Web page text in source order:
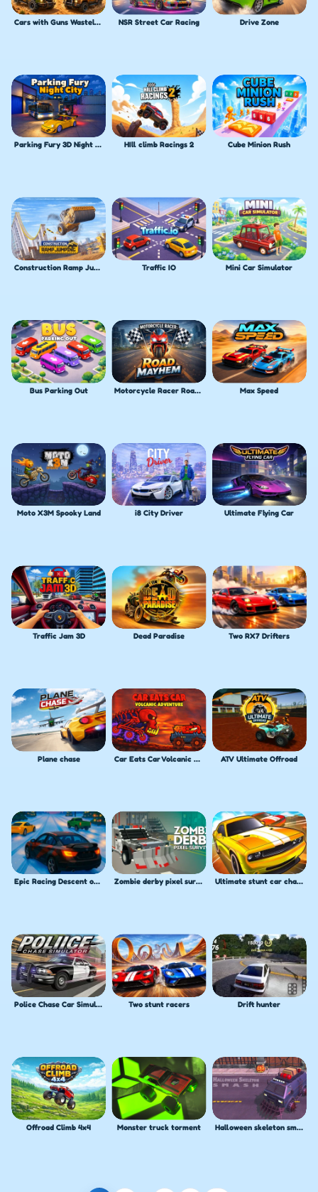
Cars with Guns Wasteland Showdown NSR Street Car Racing Drive Zone
Parking Fury 3D Night City HIll climb Racings 2 Cube Minion Rush
Construction Ramp Jumping Traffic IO Mini Car Simulator
Bus Parking Out Motorcycle Racer Road Mayhem Max Speed
Moto X3M Spooky Land i8 City Driver Ultimate Flying Car
Traffic Jam 3D Dead Paradise Two RX7 Drifters
Plane chase Car Eats Car Volcanic Adventure ATV Ultimate Offroad
Epic Racing Descent on Cars Zombie derby pixel survival Ultimate stunt car challenge
Police Chase Car Simulator Two stunt racers Drift hunter
Offroad Climb 4x4 Monster truck torment Halloween skeleton smash